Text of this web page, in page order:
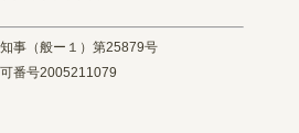
事（般ー１）第25879号
番号2005211079